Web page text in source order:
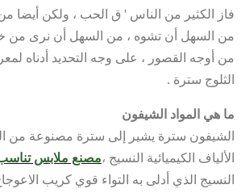
فاز الكثير من الناس ' ق الحب ، ولكن أيضا
من السهل أن تشوه ، من السهل أن نرى من
من أوجه القصور ، على وجه التحديد أدناه
الثلوج سترة .
ما هي المواد الشيفون
الشيفون سترة يشير إلى سترة مصنوعة من
الألياف الكيميائية النسيج ،مصنع ملابس
النسيج الذي أدلى به التواء قوي كريب